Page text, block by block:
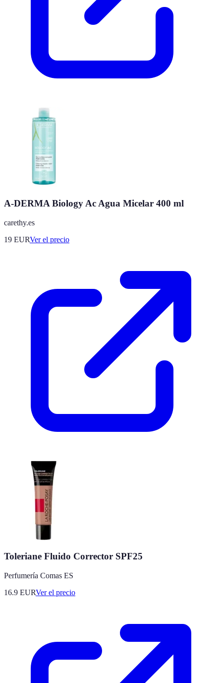
A-DERMA Biology Ac Agua Micelar 400 ml
carethy.es
19 EURVer el precio
Toleriane Fluido Corrector SPF25
Perfumería Comas ES
16.9 EURVer el precio